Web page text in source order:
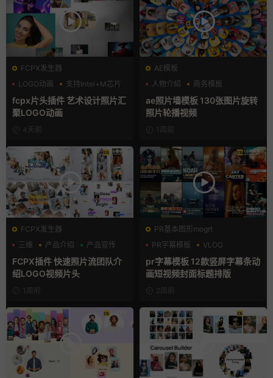
FCPX发生器
LOGO动画
支持Intel+M芯片
汇聚
fcpx片头插件 艺术设计照片汇
聚LOGO动画
4天前
AE模板
人物介绍
商务模板
幻灯片
ae照片墙模板 130张图片旋转
照片轮播视频
1周前
FCPX发生器
三维
产品介绍 产品宣传
FCPX插件 快速照片流团队介
绍LOGO视频片头
1周前
PR基本图形mogrt
PR字幕模板
VLOG
人物介绍
pr字幕模板 12款竖屏字幕条动
画短视频封面标题排版
2周前